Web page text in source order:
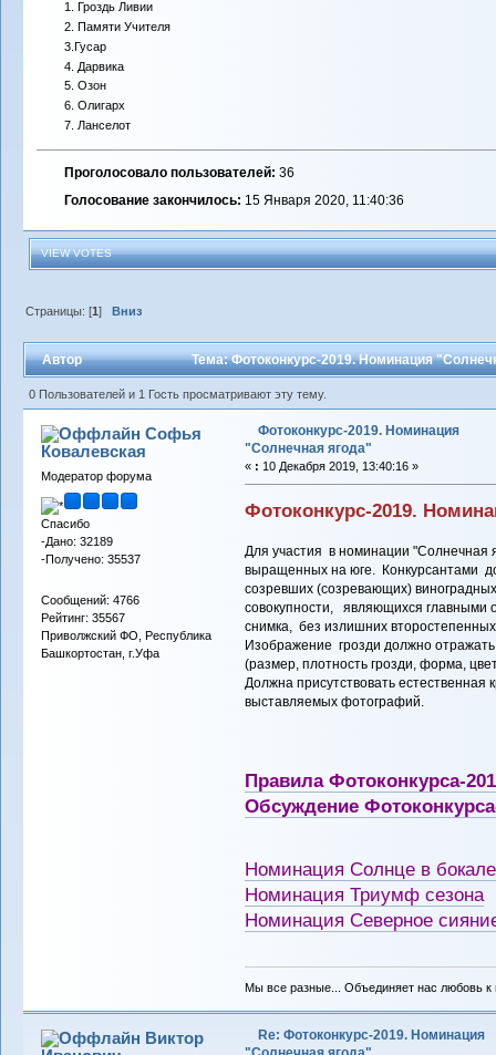
1. Гроздь Ливии
2. Памяти Учителя
3.Гусар
4. Дарвика
5. Озон
6. Олигарх
7. Ланселот
Проголосовало пользователей: 36
Голосование закончилось: 15 Января 2020, 11:40:36
VIEW VOTES
Страницы: [1] Вниз
Автор Тема: Фотоконкурс-2019. Номинация
0 Пользователей и 1 Гость просматривают эту тему.
Софья
Ковалевская
Модератор форума
Спасибо
-Дано: 32189
-Получено: 35537
Сообщений: 4766
Рейтинг: 35567
Приволжский ФО, Республика
Башкортостан, г.Уфа
Фотоконкурс-2019. Номинация
"Солнечная ягода"
« : 10 Декабря 2019, 13:40:16 »
Фотоконкурс-2019.
Для участия в номинации "Солнечная
выращенных на юге. Конкурсантами
созревших (созревающих)
совокупности, являющихся главными
снимка, без излишних
Изображение грозди должно
(размер, плотность грозди, форма,
Должна присутствовать естественная
выставляемых фотографий.
Правила Фотоконкурса-
Обсуждение
Номинация Солнце в бокале
Номинация Триумф сезона
Номинация Северное
Мы все разные... Объединяет нас любовь к
Виктор
Re: Фотоконкурс-2019. Номинация